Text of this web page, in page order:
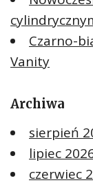
Czarno-
Vanity
Archiwa
sierpień
lipiec
czerwiec